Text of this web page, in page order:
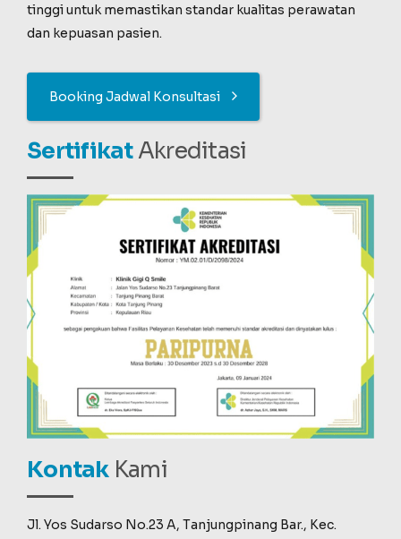
tinggi untuk memastikan standar kualitas perawatan
dan kepuasan pasien.
Booking Jadwal Konsultasi
SertifikatAkreditasi
KontakKami
Jl. Yos Sudarso No.23 A, Tanjungpinang Bar., Kec.